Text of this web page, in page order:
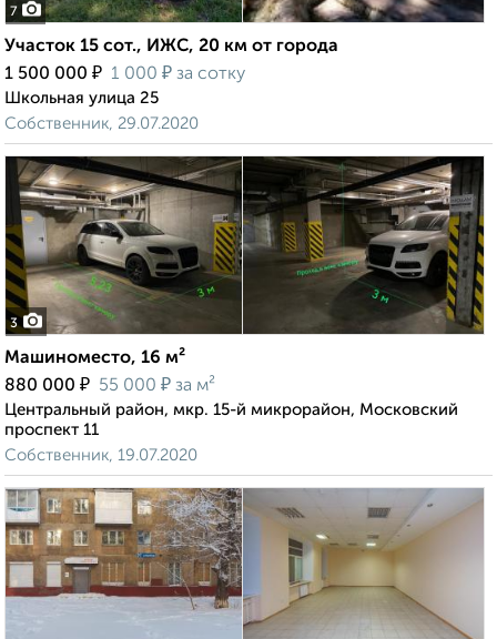
7
Участок 15 сот., ИЖС, 20 км от города
1 500 000 ₽ 1 000 ₽ за сотку
Школьная улица 25
Собственник, 29.07.2020
3
Машиноместо, 16 м²
880 000 ₽ 55 000 ₽ за м²
Центральный район, мкр. 15-й микрорайон, Московский
проспект 11
Собственник, 19.07.2020